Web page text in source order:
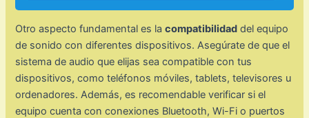
Otro aspecto fundamental es lacompatibilidad del equipo
de sonido con diferentes dispositivos. Asegúrate de que el
sistema de audio que elijas sea compatible con tus
dispositivos, como teléfonos móviles, tablets, televisores u
ordenadores. Además, es recomendable verificar si el
equipo cuenta con conexiones Bluetooth, Wi-Fi o puertos